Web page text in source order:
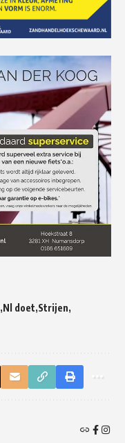
Nl doet Strijen